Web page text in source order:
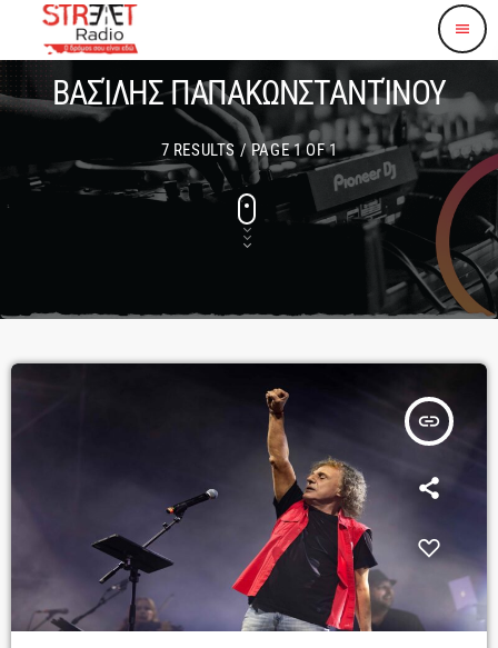
menu
ΒΑΣΊΛΗΣ ΠΑΠΑΚΩΝΣΤΑΝΤΊΝΟΥ
7 RESULTS / PAGE 1 OF 1
insert_link